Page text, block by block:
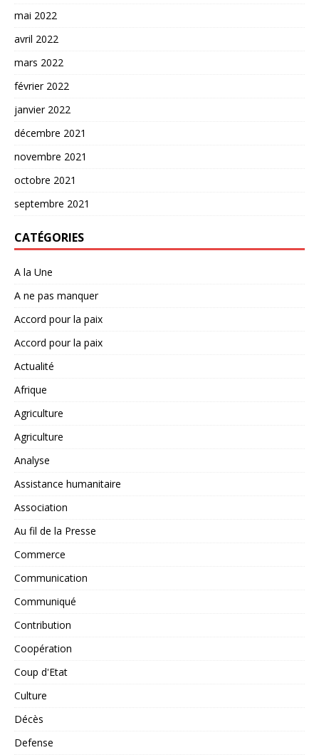
mai 2022
avril 2022
mars 2022
février 2022
janvier 2022
décembre 2021
novembre 2021
octobre 2021
septembre 2021
CATÉGORIES
A la Une
A ne pas manquer
Accord pour la paix
Accord pour la paix
Actualité
Afrique
Agriculture
Agriculture
Analyse
Assistance humanitaire
Association
Au fil de la Presse
Commerce
Communication
Communiqué
Contribution
Coopération
Coup d'Etat
Culture
Décès
Defense